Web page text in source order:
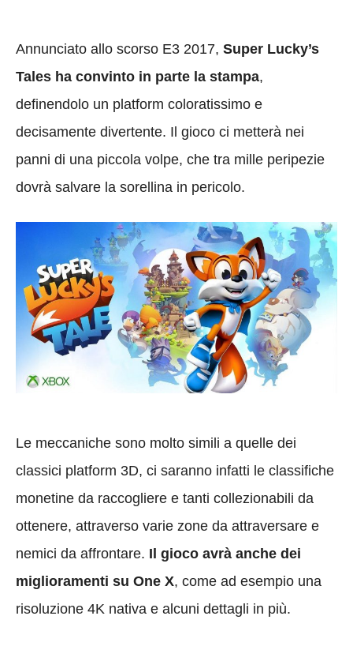
Annunciato allo scorso E3 2017, Super Lucky’s
Tales ha convinto in parte la stampa,
definendolo un platform coloratissimo e
decisamente divertente. Il gioco ci metterà nei
panni di una piccola volpe, che tra mille peripezie
dovrà salvare la sorellina in pericolo.
Le meccaniche sono molto simili a quelle dei
classici platform 3D, ci saranno infatti le classifiche
monetine da raccogliere e tanti collezionabili da
ottenere, attraverso varie zone da attraversare e
nemici da affrontare. Il gioco avrà anche dei
miglioramenti su One X, come ad esempio una
risoluzione 4K nativa e alcuni dettagli in più.